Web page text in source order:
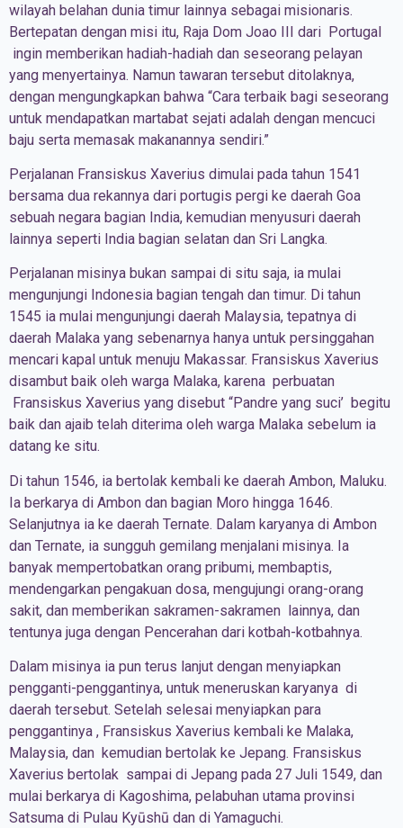
wilayah belahan dunia timur lainnya sebagai misionaris.
Bertepatan dengan misi itu, Raja Dom Joao III dari Portugal
ingin memberikan hadiah-hadiah dan seseorang pelayan
yang menyertainya. Namun tawaran tersebut ditolaknya,
dengan mengungkapkan bahwa “Cara terbaik bagi seseorang
untuk mendapatkan martabat sejati adalah dengan mencuci
baju serta memasak makanannya sendiri.”
Perjalanan Fransiskus Xaverius dimulai pada tahun 1541
bersama dua rekannya dari portugis pergi ke daerah Goa
sebuah negara bagian India, kemudian menyusuri daerah
lainnya seperti India bagian selatan dan Sri Langka.
Perjalanan misinya bukan sampai di situ saja, ia mulai
mengunjungi Indonesia bagian tengah dan timur. Di tahun
1545 ia mulai mengunjungi daerah Malaysia, tepatnya di
daerah Malaka yang sebenarnya hanya untuk persinggahan
mencari kapal untuk menuju Makassar. Fransiskus Xaverius
disambut baik oleh warga Malaka, karena perbuatan
Fransiskus Xaverius yang disebut “Pandre yang suci’ begitu
baik dan ajaib telah diterima oleh warga Malaka sebelum ia
datang ke situ.
Di tahun 1546, ia bertolak kembali ke daerah Ambon, Maluku.
Ia berkarya di Ambon dan bagian Moro hingga 1646.
Selanjutnya ia ke daerah Ternate. Dalam karyanya di Ambon
dan Ternate, ia sungguh gemilang menjalani misinya. Ia
banyak mempertobatkan orang pribumi, membaptis,
mendengarkan pengakuan dosa, mengujungi orang-orang
sakit, dan memberikan sakramen-sakramen lainnya, dan
tentunya juga dengan Pencerahan dari kotbah-kotbahnya.
Dalam misinya ia pun terus lanjut dengan menyiapkan
pengganti-penggantinya, untuk meneruskan karyanya di
daerah tersebut. Setelah selesai menyiapkan para
penggantinya , Fransiskus Xaverius kembali ke Malaka,
Malaysia, dan kemudian bertolak ke Jepang. Fransiskus
Xaverius bertolak sampai di Jepang pada 27 Juli 1549, dan
mulai berkarya di Kagoshima, pelabuhan utama provinsi
Satsuma di Pulau Kyūshū dan di Yamaguchi.